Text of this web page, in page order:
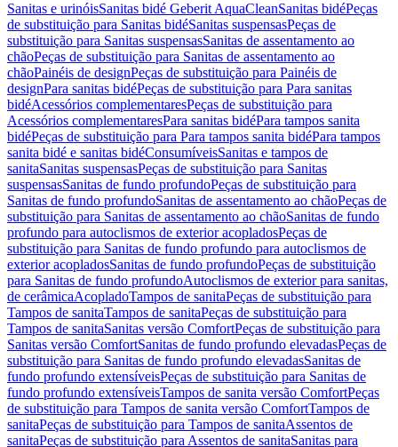
Sanitas e urinóisSanitas bidé Geberit AquaCleanSanitas bidéPeças
de substituição para Sanitas bidéSanitas suspensasPeças de
substituição para Sanitas suspensasSanitas de assentamento ao
chãoPeças de substituição para Sanitas de assentamento ao
chãoPainéis de designPeças de substituição para Painéis de
designPara sanitas bidéPeças de substituição para Para sanitas
bidéAcessórios complementaresPeças de substituição para
Acessórios complementaresPara sanitas bidéPara tampos sanita
bidéPeças de substituição para Para tampos sanita bidéPara tampos
sanita bidé e sanitas bidéConsumíveisSanitas e tampos de
sanitaSanitas suspensasPeças de substituição para Sanitas
suspensasSanitas de fundo profundoPeças de substituição para
Sanitas de fundo profundoSanitas de assentamento ao chãoPeças de
substituição para Sanitas de assentamento ao chãoSanitas de fundo
profundo para autoclismos de exterior acopladosPeças de
substituição para Sanitas de fundo profundo para autoclismos de
exterior acopladosSanitas de fundo profundoPeças de substituição
para Sanitas de fundo profundoAutoclismos de exterior para sanitas,
de cerâmicaAcopladoTampos de sanitaPeças de substituição para
Tampos de sanitaTampos de sanitaPeças de substituição para
Tampos de sanitaSanitas versão ComfortPeças de substituição para
Sanitas versão ComfortSanitas de fundo profundo elevadasPeças de
substituição para Sanitas de fundo profundo elevadasSanitas de
fundo profundo extensíveisPeças de substituição para Sanitas de
fundo profundo extensíveisTampos de sanita versão ComfortPeças
de substituição para Tampos de sanita versão ComfortTampos de
sanitaPeças de substituição para Tampos de sanitaAssentos de
sanitaPeças de substituição para Assentos de sanitaSanitas para